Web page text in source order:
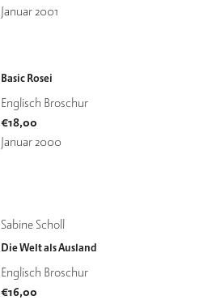
Januar 2001
Basic Rosei
Englisch Broschur
€18,00
Januar 2000
Sabine Scholl
Die Welt als Ausland
Englisch Broschur
€16,00